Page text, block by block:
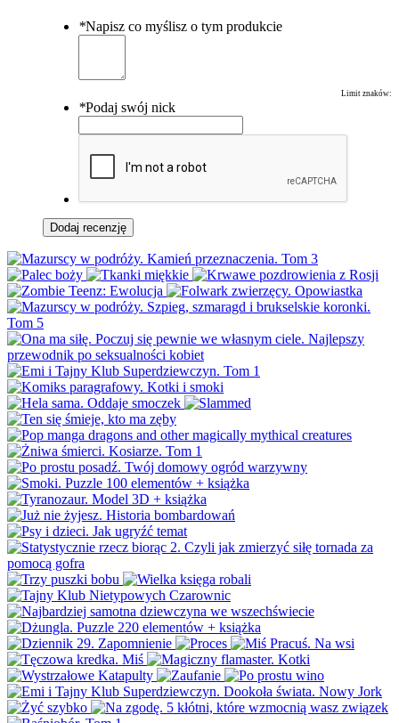
*Napisz co myślisz o tym produkcie
Limit znaków:
*Podaj swój nick
Dodaj recenzję